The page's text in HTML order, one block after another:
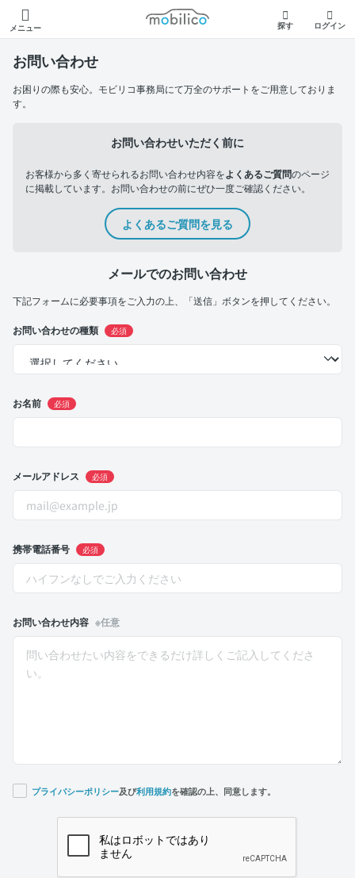
メニュー
モビリコ
探す ログイン
お問い合わせ
お困りの際も安心。モビリコ事務局にて万全のサポートをご用意しておりま
す。
お問い合わせいただく前に
お客様から多く寄せられるお問い合わせ内容をよくあるご質問のページ
に掲載しています。お問い合わせの前にぜひ一度ご確認ください。
よくあるご質問を見る
メールでのお問い合わせ
下記フォームに必要事項をご入力の上、「送信」ボタンを押してください。
お問い合わせの種類 必須
お名前 必須
メールアドレス 必須
携帯電話番号 必須
お問い合わせ内容 ※任意
プライバシーポリシー及び利用規約を確認の上、同意します。